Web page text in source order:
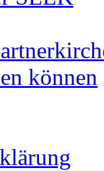
können